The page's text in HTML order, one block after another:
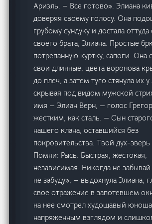
Ариэль. — Все готово». Элиана
доверяя своему голосу. Она
грубому сундуку и достала
своего брата, Элиана. Простые
потрепанную куртку, сапоги. Она
свои длинные, цвета воронова
до плеч, а затем туго стянула их у
скрывая под видом мужской
имя — Элиан Верн, — голос
жестким, как сталь. — Сын
нашего клана, оставшийся без
покровительства. Твой дух-
Помни: Рысь. Быстрая, жестокая,
независимая. Никогда не
не забуду», — выдохнула Элиана,
свое отражение в запотевшем
на нее смотрел худощавый
напряженным взглядом и